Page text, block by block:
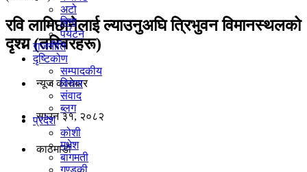
अटो
बिमा
पर्यटन
राजनीति
दृष्टिकोण
सम्पादकीय
विचार
संवाद
ब्लग
प्रदेश
कोशी
मधेश
बागमती
गण्डकी
रवि लामिछानेलाई ल्याउनुअघि त्रिभुवन विमानस्थलको
दृश्य (तस्विरहरू)
न्यूज काराेबार
साउन ३१, २०८२
काठमाडाैं